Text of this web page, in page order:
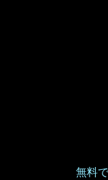
無料